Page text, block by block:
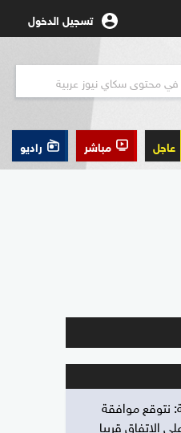
تسجيل الدخول
عاجل مباشر راديو
نتوقع موافقة
الاتفاق قريبا